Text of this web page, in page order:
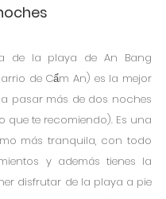
de la playa de An Bang
de Cẩm An) es la mejor
pasar más de dos noches
que te recomiendo). Es una
más tranquila, con todo
y además tienes la
disfrutar de la playa a pie